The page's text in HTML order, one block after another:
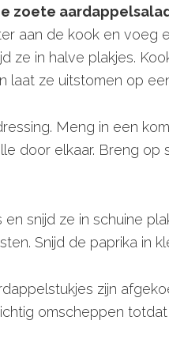
zoete
aan de kook en voeg
ze in halve plakjes.
laat ze uitstomen op
Meng in een
door elkaar. Breng op
snijd ze in schuine
Snijd de paprika in
zijn
omscheppen